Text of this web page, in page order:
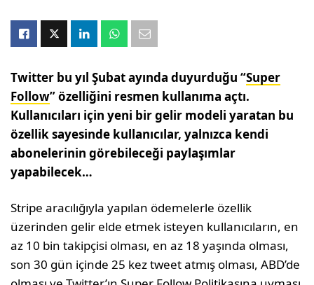
Twitter bu yıl Şubat ayında duyurduğu “Super
Follow” özelliğini resmen kullanıma açtı.
Kullanıcıları için yeni bir gelir modeli yaratan bu
özellik sayesinde kullanıcılar, yalnızca kendi
abonelerinin görebileceği paylaşımlar
yapabilecek…
Stripe aracılığıyla yapılan ödemelerle özellik
üzerinden gelir elde etmek isteyen kullanıcıların, en
az 10 bin takipçisi olması, en az 18 yaşında olması,
son 30 gün içinde 25 kez tweet atmış olması, ABD’de